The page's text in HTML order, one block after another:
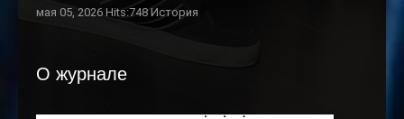
мая 05, 2026 Hits:748История
О журнале